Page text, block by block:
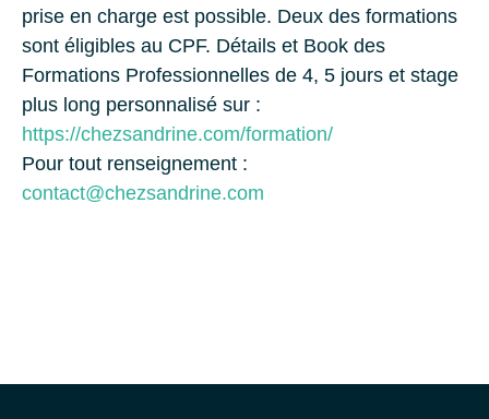
prise en charge est possible. Deux des formations
sont éligibles au CPF. Détails et Book des
Formations Professionnelles de 4, 5 jours et stage
plus long personnalisé sur :
https://chezsandrine.com/formation/
Pour tout renseignement :
contact@chezsandrine.com